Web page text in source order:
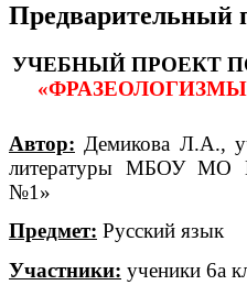
Предварительный
УЧЕБНЫЙ ПРОЕКТ
Автор: Демикова Л.А.,
литературы МБОУ МО
№1»
Предмет: Русский язык
Участники: ученики 6а